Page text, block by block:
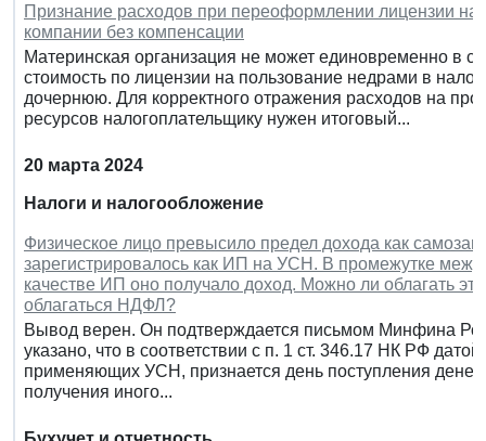
Признание расходов при переоформлении лицензии
компании без компенсации
Материнская организация не может единовременно в
стоимость по лицензии на пользование недрами в
дочернюю. Для корректного отражения расходов на
ресурсов налогоплательщику нужен итоговый...
20 марта 2024
Налоги и налогообложение
Физическое лицо превысило предел дохода как
зарегистрировалось как ИП на УСН. В промежутке
качестве ИП оно получало доход. Можно ли облагать
облагаться НДФЛ?
Вывод верен. Он подтверждается письмом Минфина
указано, что в соответствии с п. 1 ст. 346.17 НК РФ
применяющих УСН, признается день поступления
получения иного...